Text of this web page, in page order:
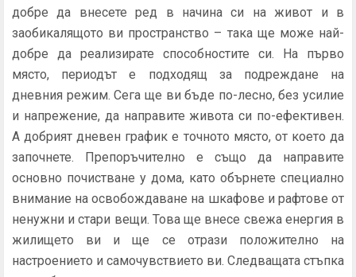
добре да внесете ред в начина си на живот и в
заобикалящото ви пространство – така ще може най-
добре да реализирате способностите си. На първо
място, периодът е подходящ за подреждане на
дневния режим. Сега ще ви бъде по-лесно, без усилие
и напрежение, да направите живота си по-ефективен.
А добрият дневен график е точното място, от което да
започнете. Препоръчително е също да направите
основно почистване у дома, като обърнете специално
внимание на освобождаване на шкафове и рафтове от
ненужни и стари вещи. Това ще внесе свежа енергия в
жилището ви и ще се отрази положително на
настроението и самочувствието ви. Следващата стъпка